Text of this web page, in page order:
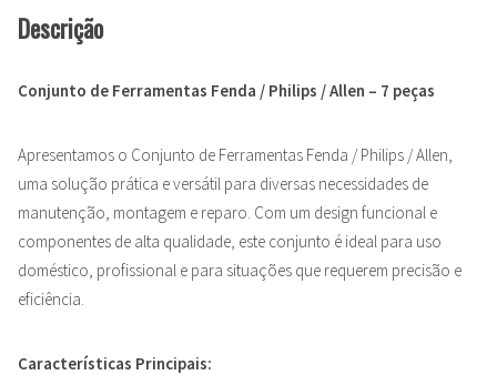
Descrição
Conjunto de Ferramentas Fenda / Philips / Allen – 7 peças
Apresentamos o Conjunto de Ferramentas Fenda / Philips / Allen,
uma solução prática e versátil para diversas necessidades de
manutenção, montagem e reparo. Com um design funcional e
componentes de alta qualidade, este conjunto é ideal para uso
doméstico, profissional e para situações que requerem precisão e
eficiência.
Características Principais: